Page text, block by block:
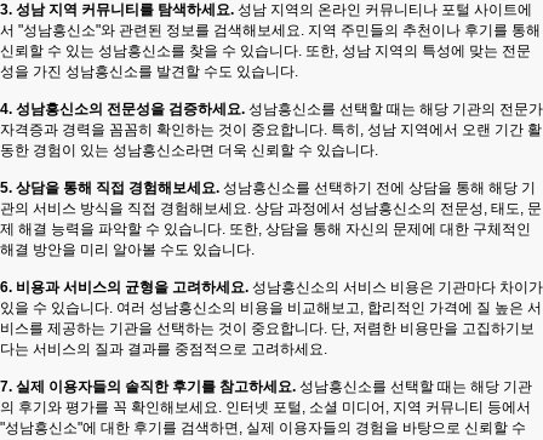
3. 성남 지역 커뮤니티를 탐색하세요. 성남 지역의 온라인 커뮤니티나 포털 사이트에
서 "성남흥신소"와 관련된 정보를 검색해보세요. 지역 주민들의 추천이나 후기를 통해
신뢰할 수 있는 성남흥신소를 찾을 수 있습니다. 또한, 성남 지역의 특성에 맞는 전문
성을 가진 성남흥신소를 발견할 수도 있습니다.
4. 성남흥신소의 전문성을 검증하세요. 성남흥신소를 선택할 때는 해당 기관의 전문가
자격증과 경력을 꼼꼼히 확인하는 것이 중요합니다. 특히, 성남 지역에서 오랜 기간 활
동한 경험이 있는 성남흥신소라면 더욱 신뢰할 수 있습니다.
5. 상담을 통해 직접 경험해보세요. 성남흥신소를 선택하기 전에 상담을 통해 해당 기
관의 서비스 방식을 직접 경험해보세요. 상담 과정에서 성남흥신소의 전문성, 태도, 문
제 해결 능력을 파악할 수 있습니다. 또한, 상담을 통해 자신의 문제에 대한 구체적인
해결 방안을 미리 알아볼 수도 있습니다.
6. 비용과 서비스의 균형을 고려하세요. 성남흥신소의 서비스 비용은 기관마다 차이가
있을 수 있습니다. 여러 성남흥신소의 비용을 비교해보고, 합리적인 가격에 질 높은 서
비스를 제공하는 기관을 선택하는 것이 중요합니다. 단, 저렴한 비용만을 고집하기보
다는 서비스의 질과 결과를 중점적으로 고려하세요.
7. 실제 이용자들의 솔직한 후기를 참고하세요. 성남흥신소를 선택할 때는 해당 기관
의 후기와 평가를 꼭 확인해보세요. 인터넷 포털, 소셜 미디어, 지역 커뮤니티 등에서
"성남흥신소"에 대한 후기를 검색하면, 실제 이용자들의 경험을 바탕으로 신뢰할 수